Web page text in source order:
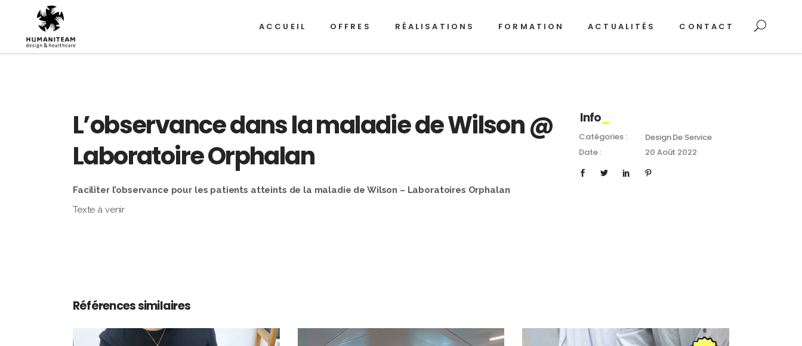
ACCUEIL OFFRES RÉALISATIONS FORMATION ACTUALITÉS CONTACT
L’observance dans la maladie de Wilson @
Laboratoire Orphalan
Faciliter l’observance pour les patients atteints de la maladie de Wilson – Laboratoires Orphalan
Texte à venir
Info
Catégories :
Design De Service
Date :
20 Août 2022
Références similaires